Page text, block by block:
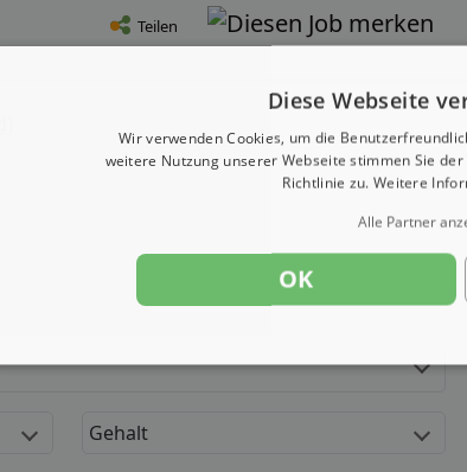
Teilen
Gehalt
Diese Webseite
Wir verwenden Cookies, um die
weitere Nutzung unserer Webseite stimmen Sie
Richtlinie zu. Weitere
Alle Partner
OK